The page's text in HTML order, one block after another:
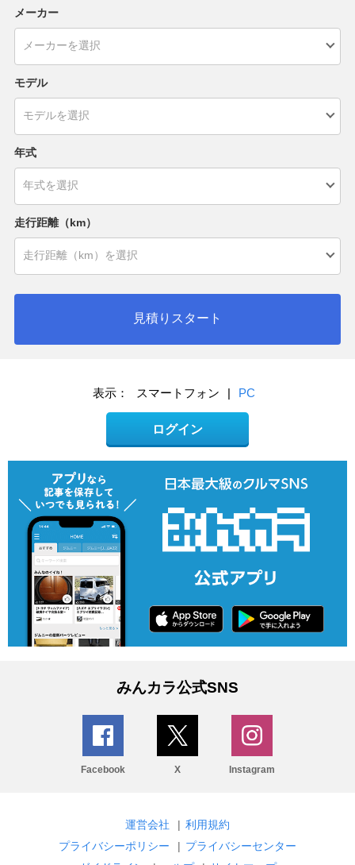
メーカー
モデル
年式
走行距離（km）
見積りスタート
表示： スマートフォン | PC
ログイン
みんカラ公式SNS
Facebook X Instagram
運営会社 | 利用規約
プライバシーポリシー
| プライバシーセンター